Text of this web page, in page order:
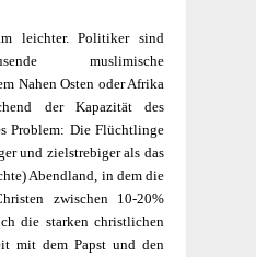
leichter. Politiker sind
muslimische
Nahen Osten oder Afrika
der Kapazität des
Problem: Die Flüchtlinge
und zielstrebiger als das
Abendland, in dem die
zwischen 10-20%
die starken christlichen
mit dem Papst und den